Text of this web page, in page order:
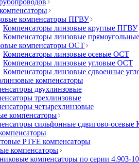
компенсаторы ПГВУ
Компенсаторы линзовые круглые ПГВУ
Компенсаторы линзовые
компенсаторы ОСТ
Компенсаторы линзовые осевые ОСТ
Компенсаторы линзовые угловые ОСТ
Компенсаторы линзовые сдвоенные
компенсаторы
двухлинзовые
трехлинзовые
четырехлинзовые
компенсаторы
сильфонные сдвигово-
PTFE компенсаторы
компенсаторы
компенсаторы по серии 4.903-